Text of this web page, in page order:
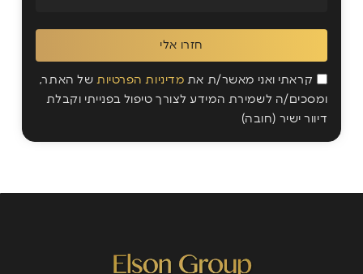
קראתי ואני מאשר/ת את מדיניות הפרטיות של האתר,
ומסכים/ה לשמירת המידע לצורך טיפול בפנייתי וקבלת
דיוור ישיר (חובה)
חזרו אלי